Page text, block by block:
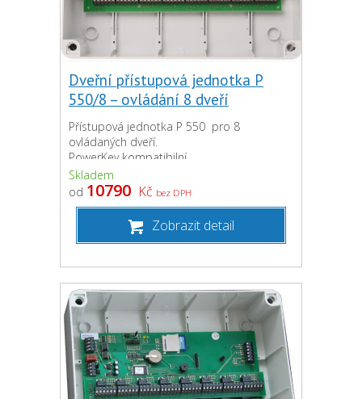
Dveřní přístupová jednotka P
550/8 – ovládání 8 dveří
Přístupová jednotka P 550 pro 8
ovládaných dveří.
PowerKey kompatibilní.
Skladem
od 10790 Kč bez DPH
Zobrazit detail